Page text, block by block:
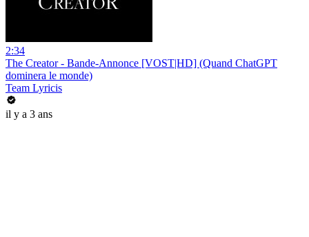
2:34
The Creator - Bande-Annonce [VOST|HD] (Quand ChatGPT
dominera le monde)
Team Lyricis
il y a 3 ans